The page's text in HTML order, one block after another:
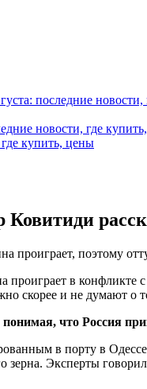
последние
новости, где
где купить, цены
Ковитиди
проиграет, поэтому
в конфликте
скорее и не думают о
что Россия
в порту в
зерна. Эксперты